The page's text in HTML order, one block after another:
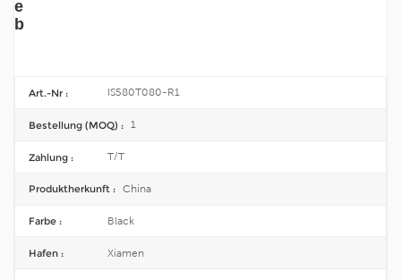
e
b
Art.-Nr : IS580T080-R1
Bestellung (MOQ) : 1
Zahlung : T/T
Produktherkunft : China
Farbe : Black
Hafen : Xiamen